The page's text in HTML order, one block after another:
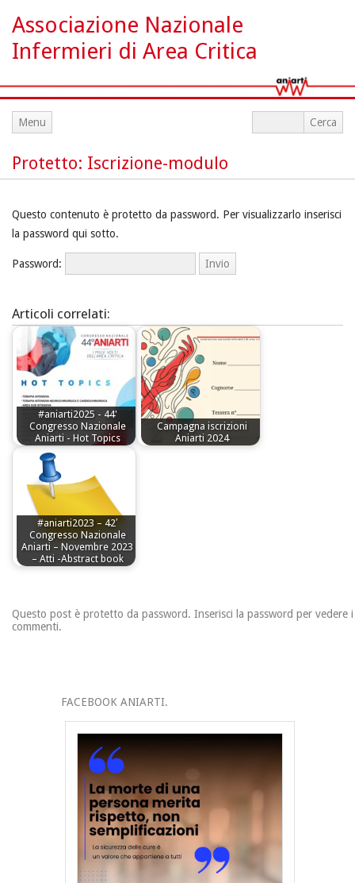
Associazione Nazionale
Infermieri di Area Critica
Menu
Protetto: Iscrizione-modulo
Questo contenuto è protetto da password. Per visualizzarlo inserisci
la password qui sotto.
Password:
Articoli correlati:
#aniarti2025 - 44'
Congresso Nazionale
Aniarti - Hot Topics
Campagna iscrizioni
Aniarti 2024
#aniarti2023 – 42′
Congresso Nazionale
Aniarti – Novembre 2023
– Atti -Abstract book
Questo post è protetto da password. Inserisci la password per vedere i
commenti.
FACEBOOK ANIARTI.